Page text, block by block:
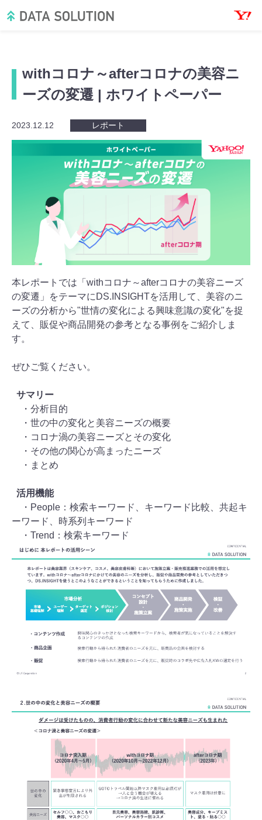
withコロナ～afterコロナの美容ニ
ーズの変遷 | ホワイトペーパー
2023.12.12 レポート
本レポートでは「withコロナ～afterコロナの美容ニーズ
の変遷」をテーマにDS.INSIGHTを活用して、美容のニ
ーズの分析から"世情の変化による興味意識の変化"を捉
えて、販促や商品開発の参考となる事例をご紹介しま
す。
ぜひご覧ください。
サマリー
・分析目的
・世の中の変化と美容ニーズの概要
・コロナ渦の美容ニーズとその変化
・その他の関心が高まったニーズ
・まとめ
活用機能
・People：検索キーワード、キーワード比較、共起キ
ーワード、時系列キーワード
・Trend：検索キーワード